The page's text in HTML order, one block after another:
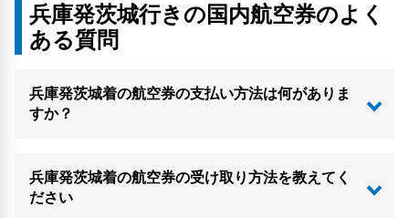
兵庫発茨城行きの国内航空券のよく
ある質問
兵庫発茨城着の航空券の支払い方法は何がありま
すか？
兵庫発茨城着の航空券の受け取り方法を教えてく
ださい